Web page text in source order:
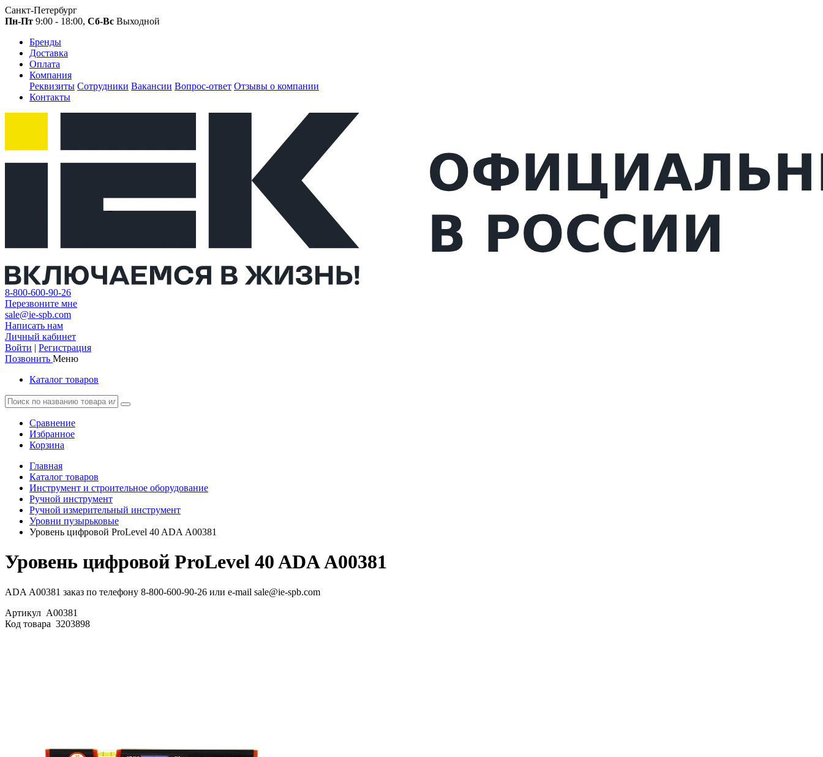
Санкт-Петербург
Пн-Пт 9:00 - 18:00, Сб-Вс Выходной
Бренды
Доставка
Оплата
Компания
Реквизиты Сотрудники Вакансии Вопрос-ответ Отзывы о компании
Контакты
8-800-600-90-26
Перезвоните мне
sale@ie-spb.com
Написать нам
Личный кабинет
Войти | Регистрация
Позвонить Меню
Каталог товаров
Сравнение
Избранное
Корзина
Главная
Каталог товаров
Инструмент и строительное оборудование
Ручной инструмент
Ручной измерительный инструмент
Уровни пузырьковые
Уровень цифровой ProLevel 40 ADA А00381
Уровень цифровой ProLevel 40 ADA А00381
ADA А00381 заказ по телефону 8-800-600-90-26 или e-mail sale@ie-spb.com
Артикул А00381
Код товара 3203898